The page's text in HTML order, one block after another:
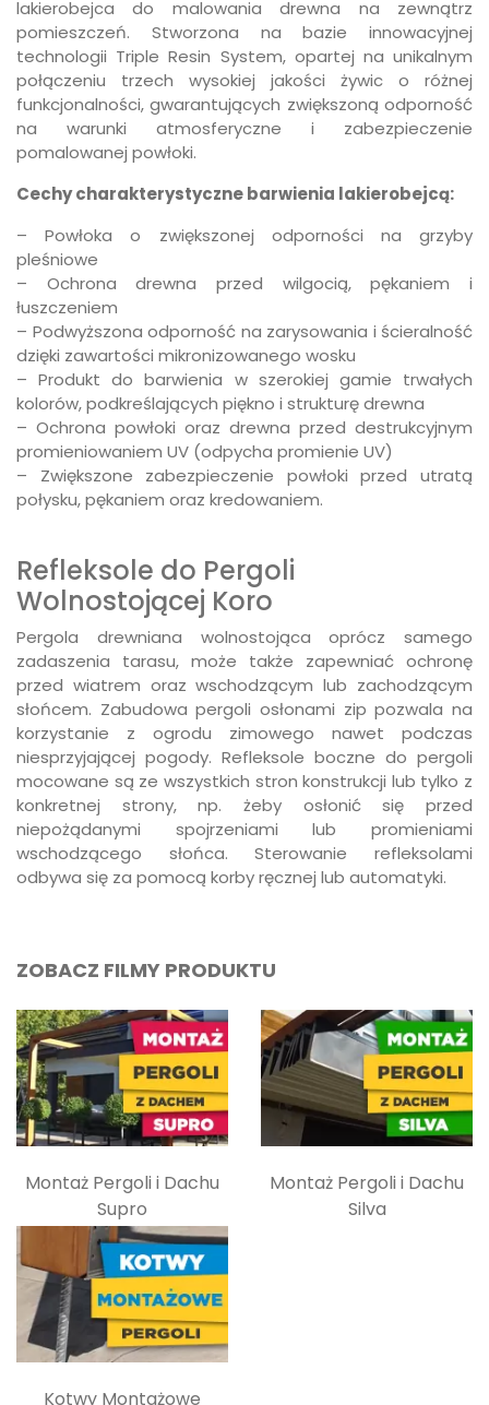
lakierobejca do malowania drewna na zewnątrz
pomieszczeń. Stworzona na bazie innowacyjnej
technologii Triple Resin System, opartej na unikalnym
połączeniu trzech wysokiej jakości żywic o różnej
funkcjonalności, gwarantujących zwiększoną odporność
na warunki atmosferyczne i zabezpieczenie
pomalowanej powłoki.
Cechy charakterystyczne barwienia lakierobejcą:
– Powłoka o zwiększonej odporności na grzyby
pleśniowe
– Ochrona drewna przed wilgocią, pękaniem i
łuszczeniem
– Podwyższona odporność na zarysowania i ścieralność
dzięki zawartości mikronizowanego wosku
– Produkt do barwienia w szerokiej gamie trwałych
kolorów, podkreślających piękno i strukturę drewna
– Ochrona powłoki oraz drewna przed destrukcyjnym
promieniowaniem UV (odpycha promienie UV)
– Zwiększone zabezpieczenie powłoki przed utratą
połysku, pękaniem oraz kredowaniem.
Refleksole do Pergoli
Wolnostojącej Koro
Pergola drewniana wolnostojąca oprócz samego
zadaszenia tarasu, może także zapewniać ochronę
przed wiatrem oraz wschodzącym lub zachodzącym
słońcem. Zabudowa pergoli osłonami zip pozwala na
korzystanie z ogrodu zimowego nawet podczas
niesprzyjającej pogody. Refleksole boczne do pergoli
mocowane są ze wszystkich stron konstrukcji lub tylko z
konkretnej strony, np. żeby osłonić się przed
niepożądanymi spojrzeniami lub promieniami
wschodzącego słońca. Sterowanie refleksolami
odbywa się za pomocą korby ręcznej lub automatyki.
ZOBACZ FILMY PRODUKTU
Montaż Pergoli i Dachu
Supro
Montaż Pergoli i Dachu
Silva
Kotwy Montażowe